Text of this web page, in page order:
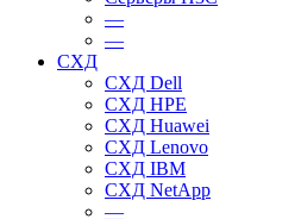
—
—
СХД
СХД Dell
СХД HPE
СХД Huawei
СХД Lenovo
СХД IBM
СХД NetApp
—